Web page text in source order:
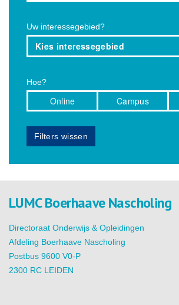
Uw interessegebied?
Kies interessegebied
Hoe?
Online Campus
Filters wissen
LUMC Boerhaave Nascholing
Directoraat Onderwijs & Opleidingen
Afdeling Boerhaave Nascholing
Postbus 9600 V0-P
2300 RC LEIDEN